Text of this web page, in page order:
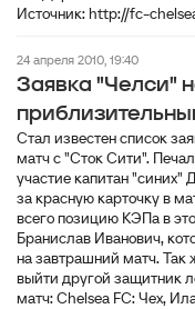
Источник: http://fc-
24 апреля 2010, 19:40
Заявка "Челси"
Стал известен список
матч с "Сток Сити".
участие капитан
за красную карточку в
всего позицию КЭПа в
Бранислав Иванович,
на завтрашний матч. Так
выйти другой защитник
матч: Сhelsea FC: Чех,